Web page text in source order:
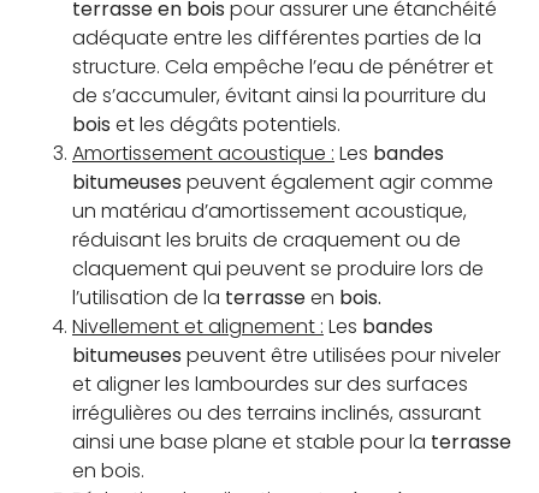
terrasse en bois pour assurer une étanchéité
adéquate entre les différentes parties de la
structure. Cela empêche l’eau de pénétrer et
de s’accumuler, évitant ainsi la pourriture du
bois et les dégâts potentiels.
Amortissement acoustique : Les bandes
bitumeuses peuvent également agir comme
un matériau d’amortissement acoustique,
réduisant les bruits de craquement ou de
claquement qui peuvent se produire lors de
l’utilisation de la terrasseen bois.
Nivellement et alignement : Les bandes
bitumeuses peuvent être utilisées pour niveler
et aligner les lambourdes sur des surfaces
irrégulières ou des terrains inclinés, assurant
ainsi une base plane et stable pour la terrasse
en bois.